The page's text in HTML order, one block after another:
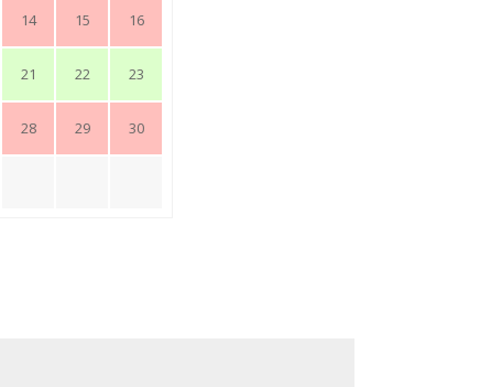
14 15 16
21 22 23
28 29 30